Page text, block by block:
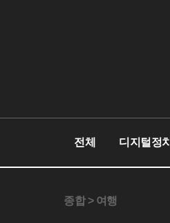
전체 디지털정치
종합 > 여행